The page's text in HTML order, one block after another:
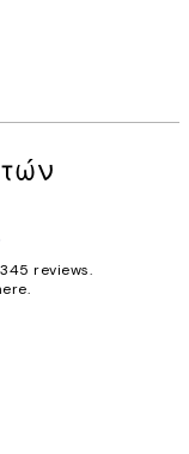
reviews.